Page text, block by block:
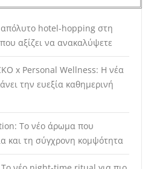
hotel-hopping στη
αξίζει να ανακαλύψετε
x Personal Wellness: Η νέα
την ευεξία καθημερινή
Το νέο άρωμα που
και τη σύγχρονη κομψότητα